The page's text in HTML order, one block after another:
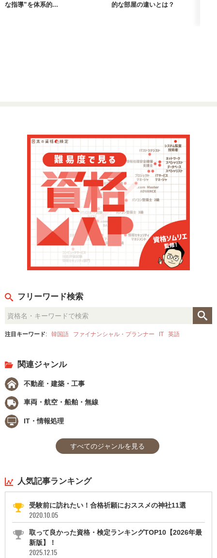
な指導”を体系的... 的な部屋の違いとは？
フリーワード検索
注目キーワード: 韓国語 ファイナンシャル・プランナー IT 英語
関連ジャンル
不動産・建築・工事
車両・航空・船舶・無線
IT・情報処理
すべてのジャンルを見る
人気記事ランキング
受験前に訪れたい！合格祈願におススメの神社11選
2020.10.05
取って良かった資格・検定ランキングTOP10【2026年最
新版】！
2025.12.15